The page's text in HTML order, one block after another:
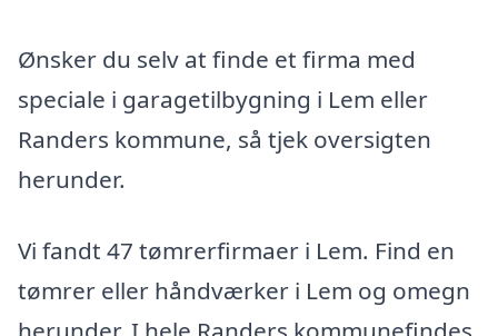
Ønsker du selv at finde et firma med
speciale i garagetilbygning i Lem eller
Randers kommune, så tjek oversigten
herunder.
Vi fandt 47 tømrerfirmaer i Lem. Find en
tømrer eller håndværker i Lem og omegn